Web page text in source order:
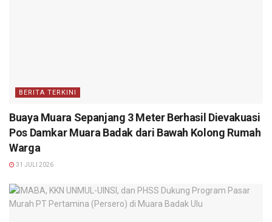
BERITA TERKINI
Buaya Muara Sepanjang 3 Meter Berhasil Dievakuasi
Pos Damkar Muara Badak dari Bawah Kolong Rumah
Warga
31 JULI 2026